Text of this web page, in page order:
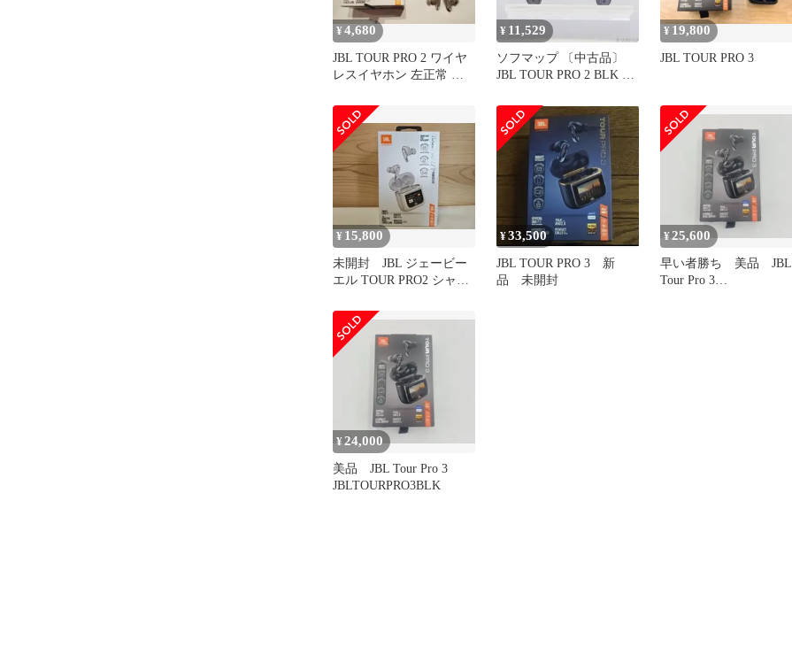
¥4,680
JBL TOUR PRO 2 ワイヤ
レスイヤホン 左正常 ツ
¥ 11,529
ソフマップ 〔中古品〕
JBL TOUR PRO 2 BLK ブ
¥ 19,800
JBL TOUR PRO 3
¥ 15,800
未開封 JBL ジェービー
エル TOUR PRO2 シャン
¥33,500
JBL TOUR PRO 3 新
品 未開封
¥25,600
早い者勝ち 美品 JBL
Tour Pro 3
¥24,000
美品 JBL Tour Pro 3
JBLTOURPRO3BLK